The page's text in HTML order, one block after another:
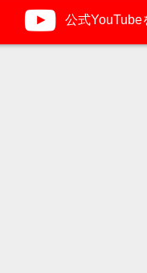
公式YouTube